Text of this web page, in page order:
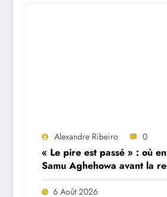
Alexandre Ribeiro 0
« Le pire est passé » : où
Samu Aghehowa avant la
Porto ?
6 Août 2026